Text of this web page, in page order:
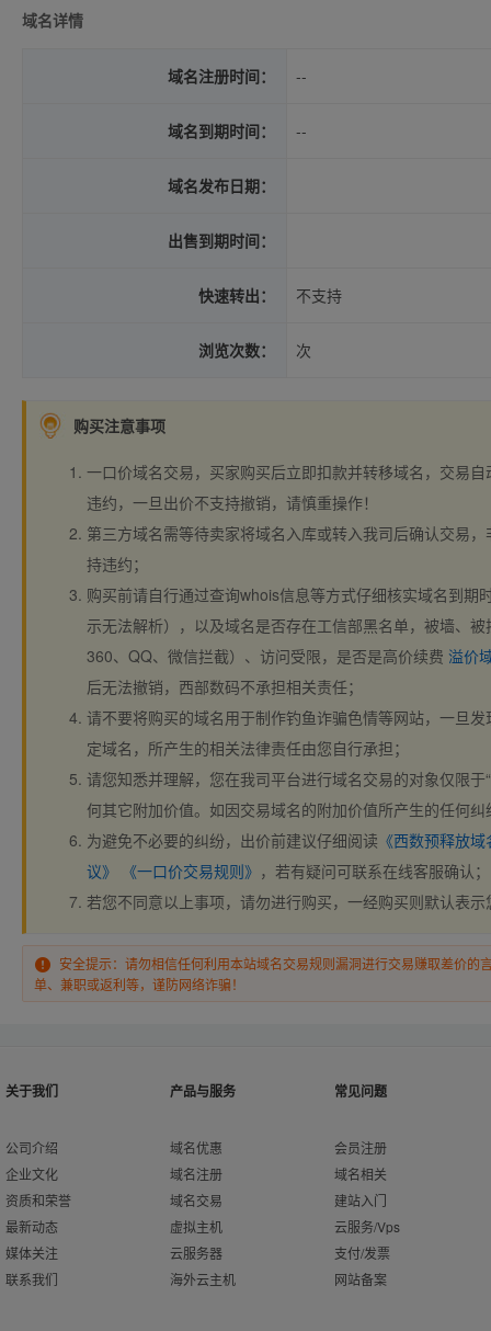
域名详情
域名注册时间： --
域名到期时间： --
域名发布日期：
出售到期时间：
快速转出： 不支持
浏览次数： 次
购买注意事项
一口价域名交易，买家购买后立即扣款并转移域名，交易
违约，一旦出价不支持撤销，请慎重操作！
第三方域名需等待卖家将域名入库或转入我司后确认交易
持违约；
购买前请自行通过查询whois信息等方式仔细核实域名到期
示无法解析），以及域名是否存在工信部黑名单，被墙、
360、QQ、微信拦截）、访问受限，是否是高价续费 溢价
后无法撤销，西部数码不承担相关责任；
请不要将购买的域名用于制作钓鱼诈骗色情等网站，一旦
定域名，所产生的相关法律责任由您自行承担；
请您知悉并理解，您在我司平台进行域名交易的对象仅限于
何其它附加价值。如因交易域名的附加价值所产生的任何
为避免不必要的纠纷，出价前建议仔细阅读 《西数预释放
议》
《一口价交易规则》 ，若有疑问可联系在线客服确认；
若您不同意以上事项，请勿进行购买，一经购买则默认表
安全提示：请勿相信任何利用本站域名交易规则漏洞进行交易赚取差价的
单、兼职或返利等，谨防网络诈骗！
关于我们
公司介绍
企业文化
资质和荣誉
最新动态
媒体关注
联系我们
产品与服务
域名优惠
域名注册
域名交易
虚拟主机
云服务器
海外云主机
常见问题
会员注册
域名相关
建站入门
云服务/Vps
支付/发票
网站备案